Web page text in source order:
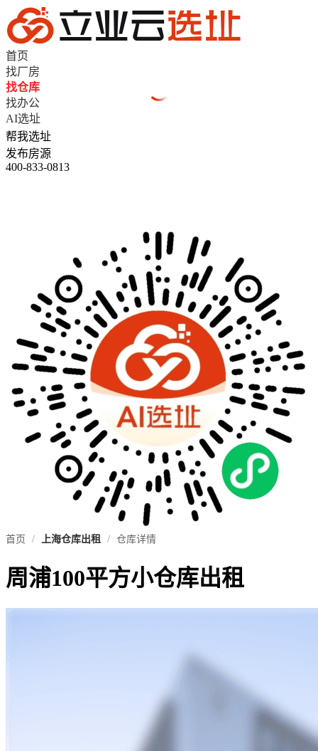
首页
找厂房
找仓库
找办公
AI选址
帮我选址
发布房源
400-833-0813
首页 / 上海仓库出租 / 仓库详情
周浦100平方小仓库出租